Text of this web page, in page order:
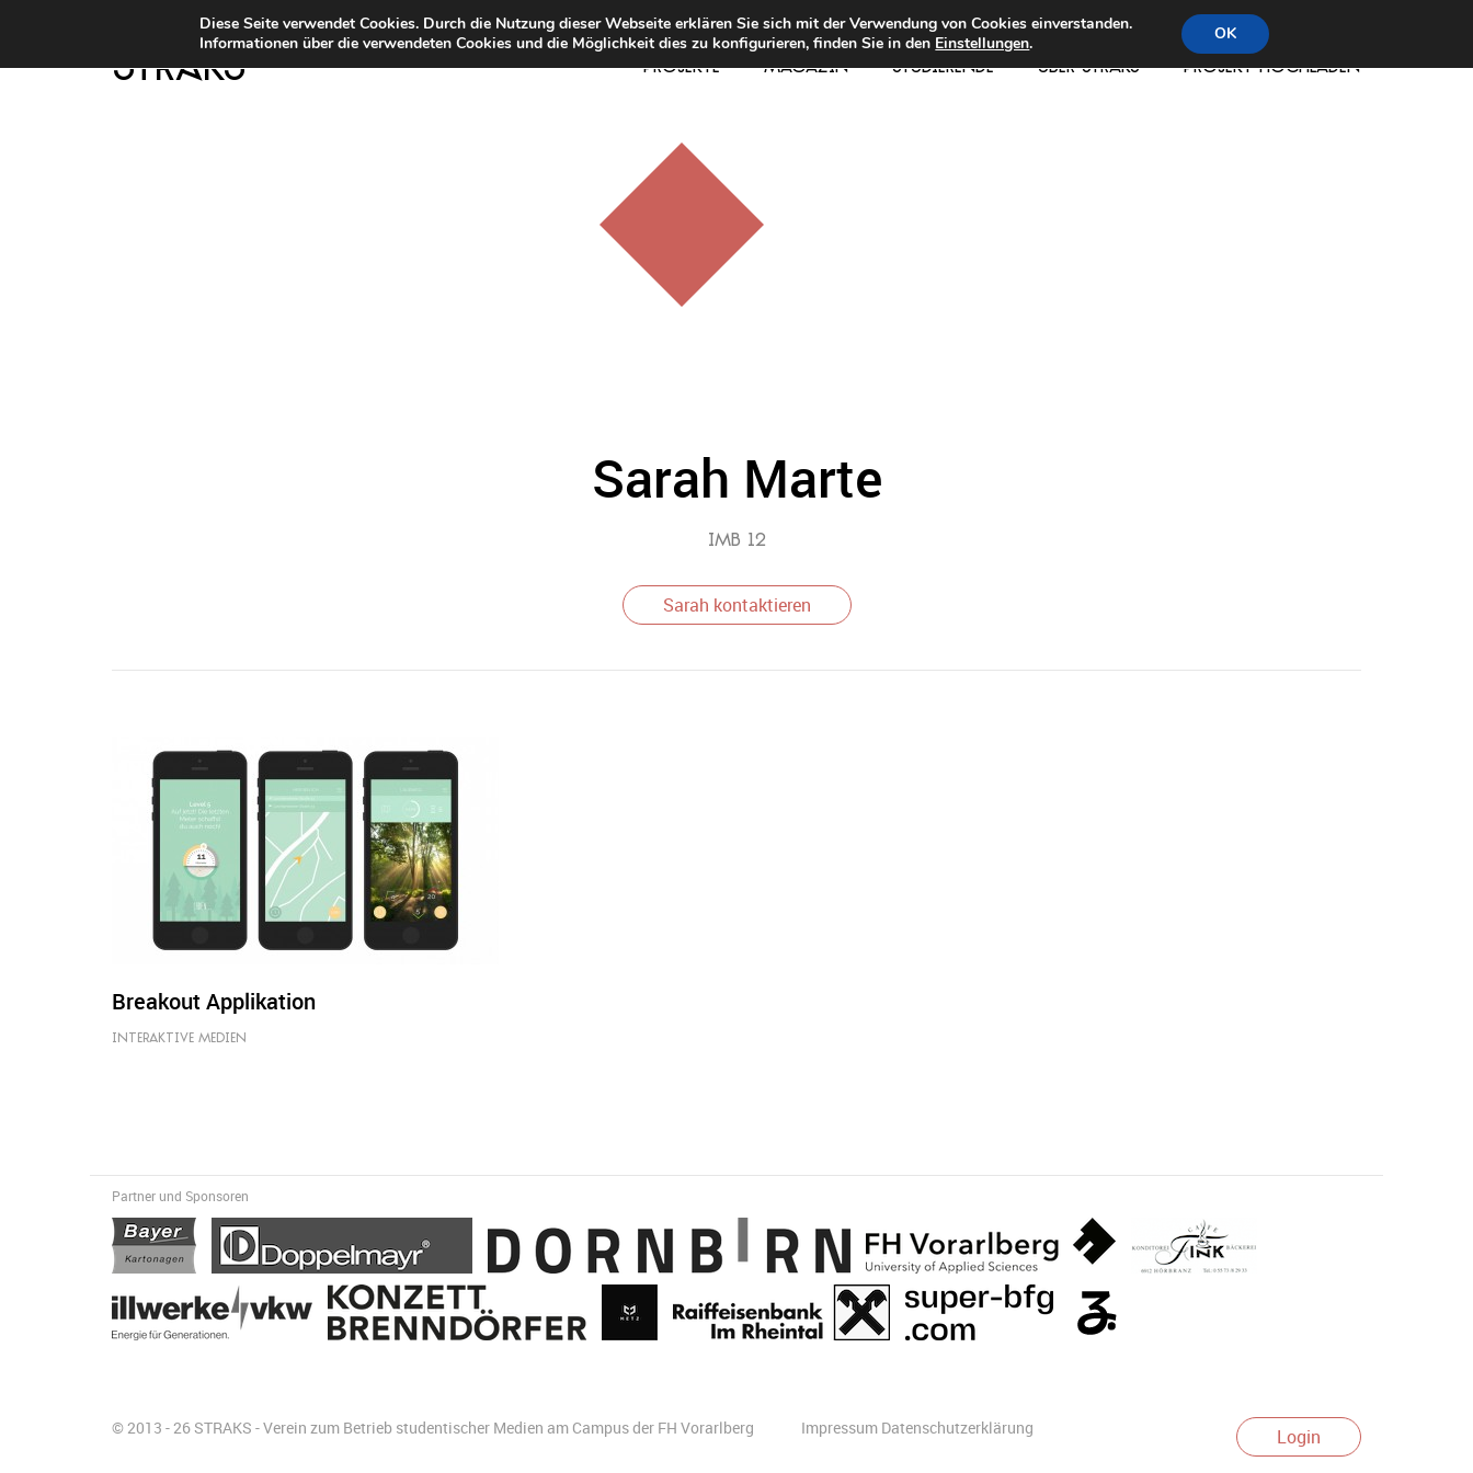
STRKS PROJEKTE MAGAZIN STUDIERENDE ÜBER STRAKS PROJEKT HOCHLADEN
Sarah Marte
IMB 12
Sarah kontaktieren
Breakout Applikation
INTERAKTIVE MEDIEN
Partner und Sponsoren
© 2013 - 26 STRAKS - Verein zum Betrieb studentischer Medien am Campus der FH Vorarlberg Impressum Datenschutzerklärung Login
Diese Seite verwendet Cookies. Durch die Nutzung dieser Webseite erklären Sie sich mit der Verwendung von Cookies einverstanden.
Informationen über die verwendeten Cookies und die Möglichkeit dies zu konfigurieren, finden Sie in den Einstellungen. OK